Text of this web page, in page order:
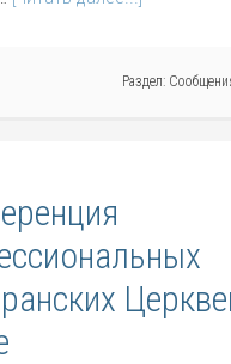
Раздел: